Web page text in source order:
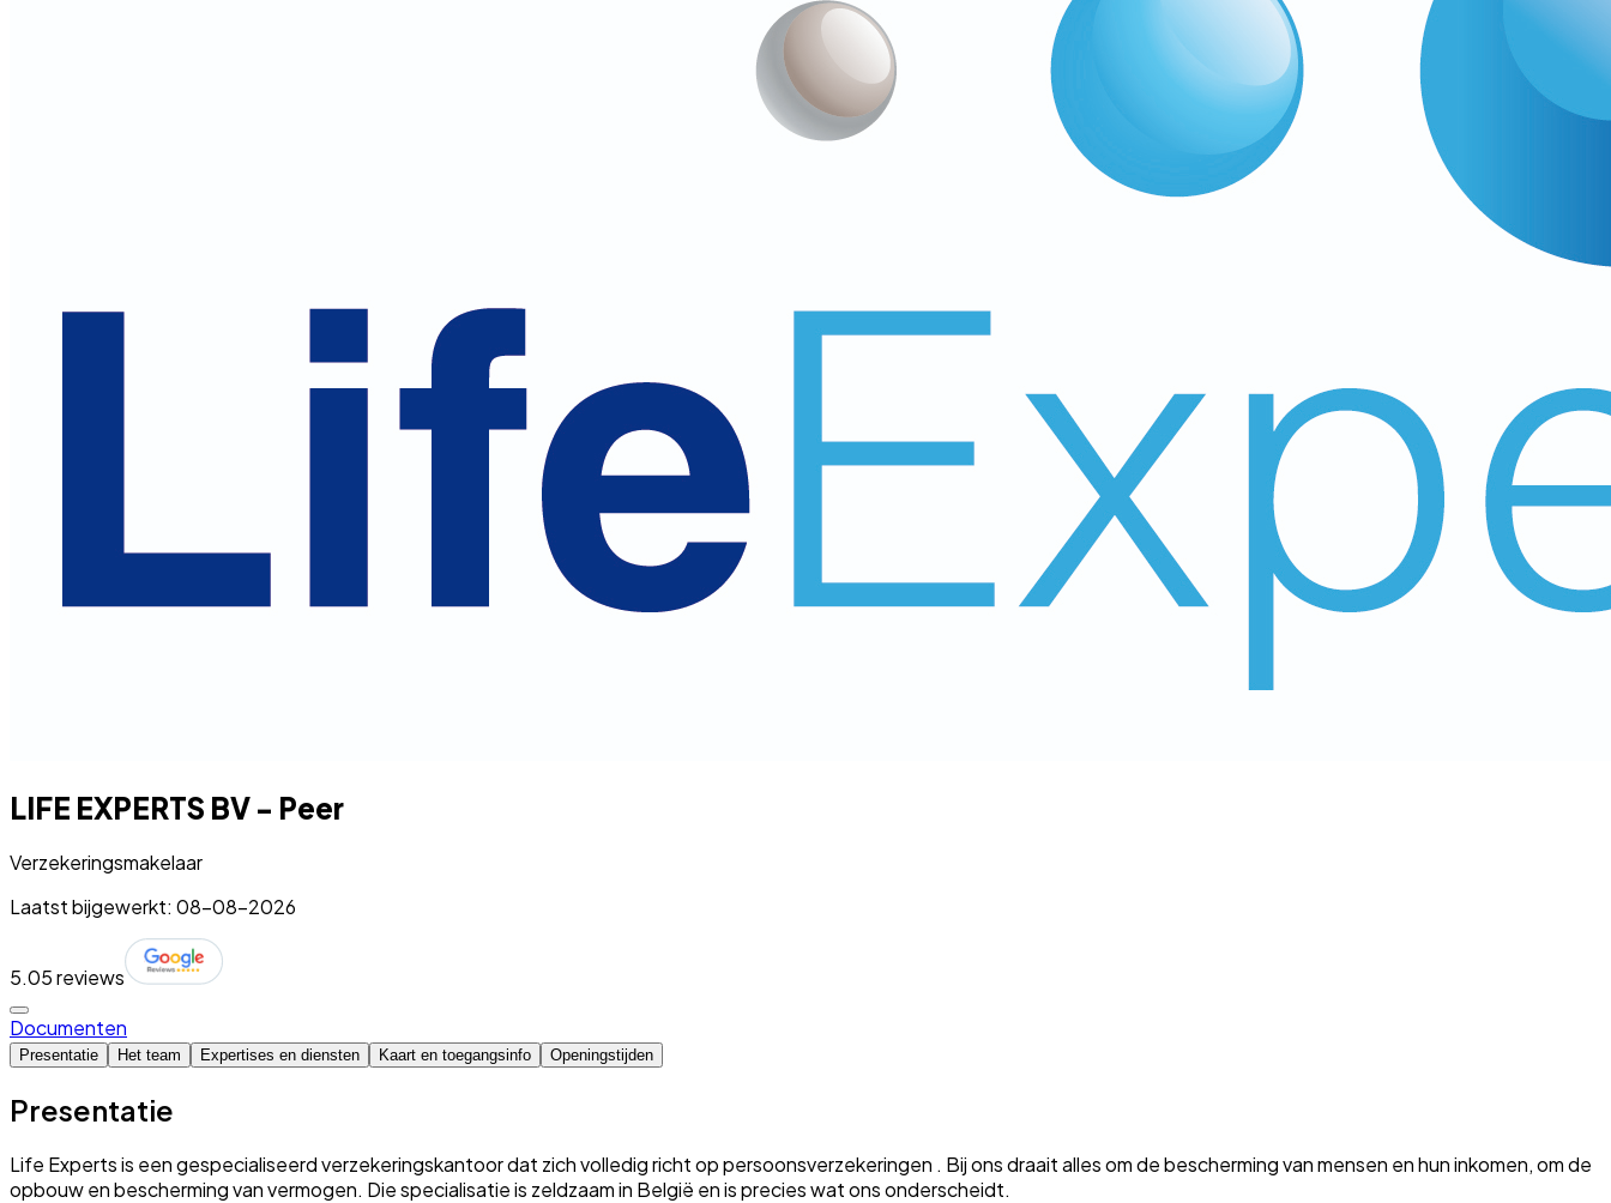
LIFE EXPERTS BV - Peer
Verzekeringsmakelaar
Laatst bijgewerkt: 08-08-2026
5.05 reviews
Documenten
Presentatie Het team Expertises en diensten Kaart en toegangsinfo Openingstijden
Presentatie
Life Experts is een gespecialiseerd verzekeringskantoor dat zich volledig richt op persoonsverzekeringen . Bij ons draait alles om de bescherming van mensen en hun inkomen, om de
opbouw en bescherming van vermogen. Die specialisatie is zeldzaam in België en is precies wat ons onderscheidt.